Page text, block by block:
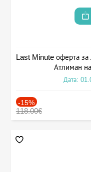
Last Minute оферта
Атлиман
Дата:
-15%
118.00€